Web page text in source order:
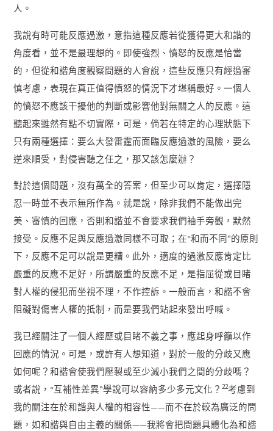
人。
我說有時可能反應過激，意指這種反應若從獲得更大和諧的
角度看，並不是最理想的。即使強烈、憤怒的反應是恰當
的，但從和諧角度觀察問題的人會說，這些反應只有經過審
慎考慮，表現在真正值得憤怒的情況下才堪稱最好。一個人
的憤怒不應該干擾他的判斷或影響他對無關之人的反應。這
聽起來雖然有點不切實際，可是，倘若在特定的心理狀態下
只有兩種選擇：要么大發雷霆而面臨反應過激的風險，要么
逆來順受，對侵害聽之任之，那又該怎麼辦？
對於這個問題，沒有萬全的答案，但至少可以肯定，選擇隱
忍一時並不表示無所作為。就是說，除非我們不能做出完
美、審慎的回應，否則和諧並不會要求我們袖手旁觀，默然
接受。反應不足與反應過激同樣不可取；在“和而不同”的原則
下，反應不足可以說是更糟。此外，適度的過激反應肯定比
嚴重的反應不足好，所謂嚴重的反應不足，是指屈從或目睹
對人權的侵犯而坐視不理，不作控訴。一般而言，和諧不會
阻礙對傷害人權的抵制，而是要我們站起來發出呼喊。
我已經關注了一個人經歷或目睹不義之事，應起身呼籲以作
回應的情況。可是，或許有人想知道，對於一般的分歧又應
如何呢？和諧會使我們壓製或至少減小我們之間的分歧嗎？
或者說，“互補性差異”學說可以容納多少多元文化？22考慮到
我的關注在於和諧與人權的相容性——而不在於較為廣泛的問
題，如和諧與自由主義的關係——我將會把問題具體化為和諧